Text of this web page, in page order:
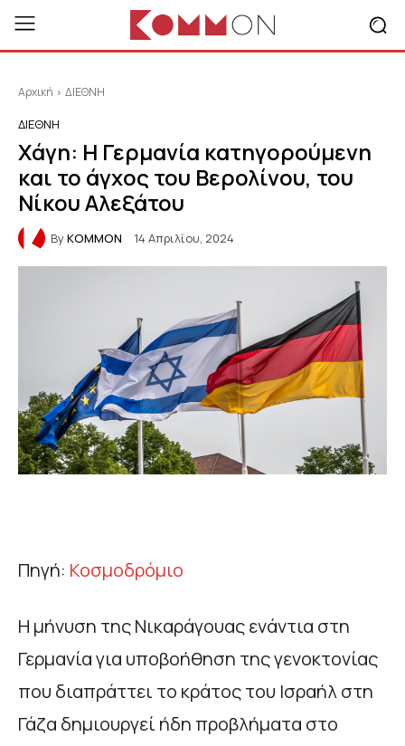
Αρχική ΔΙΕΘΝΗ
ΔΙΕΘΝΗ
Χάγη: Η Γερμανία κατηγορούμενη
και το άγχος του Βερολίνου, του
Νίκου Αλεξάτου
ByKOMMON 14 Απριλίου, 2024
Πηγή: Κοσμοδρόμιο
Η μήνυση της Νικαράγουας ενάντια στη
Γερμανία για υποβοήθηση της γενοκτονίας
που διαπράττει το κράτος του Ισραήλ στη
Γάζα δημιουργεί ήδη προβλήματα στο